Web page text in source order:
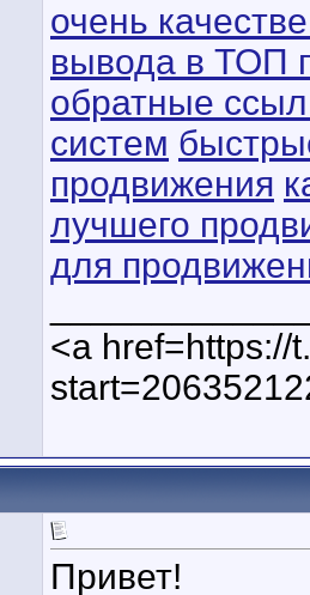
очень
вывода в ТОП
обратные
систем
продвижения
лучшего
для
<a href=https://
Привет!